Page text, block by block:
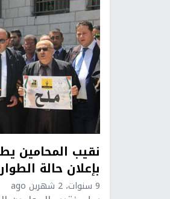
نقيب المحامين
بإعلان حالة
9 سنوات، 2 شهرين ago